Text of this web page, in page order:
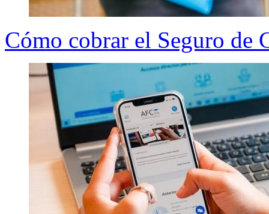
Cómo cobrar el Seguro de